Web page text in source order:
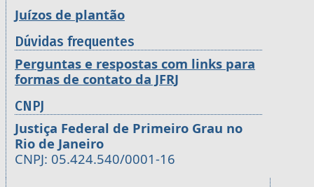
Juízos de plantão
Dúvidas frequentes
Perguntas e respostas com links para
formas de contato da JFRJ
CNPJ
Justiça Federal de Primeiro Grau no
Rio de Janeiro
CNPJ: 05.424.540/0001-16